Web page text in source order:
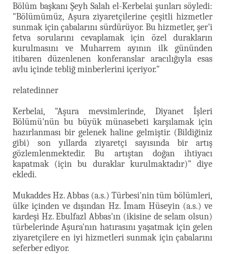
Bölüm başkanı Şeyh Salah el-Kerbelai şunları söyledi:
"Bölümümüz, Aşura ziyaretçilerine çeşitli hizmetler
sunmak için çabalarını sürdürüyor. Bu hizmetler, şer'i
fetva sorularını cevaplamak için özel durakların
kurulmasını ve Muharrem ayının ilk gününden
itibaren düzenlenen konferanslar aracılığıyla esas
avlu içinde tebliğ minberlerini içeriyor."
relatedinner
Kerbelai, "Aşura mevsimlerinde, Diyanet İşleri
Bölümü'nün bu büyük münasebeti karşılamak için
hazırlanması bir gelenek haline gelmiştir. (Bildiğiniz
gibi) son yıllarda ziyaretçi sayısında bir artış
gözlemlenmektedir. Bu artıştan doğan ihtiyacı
kapatmak (için bu duraklar kurulmaktadır)" diye
ekledi.
Mukaddes Hz. Abbas (a.s.) Türbesi'nin tüm bölümleri,
ülke içinden ve dışından Hz. İmam Hüseyin (a.s.) ve
kardeşi Hz. Ebulfazl Abbas'ın (ikisine de selam olsun)
türbelerinde Aşura'nın hatırasını yaşatmak için gelen
ziyaretçilere en iyi hizmetleri sunmak için çabalarını
seferber ediyor.